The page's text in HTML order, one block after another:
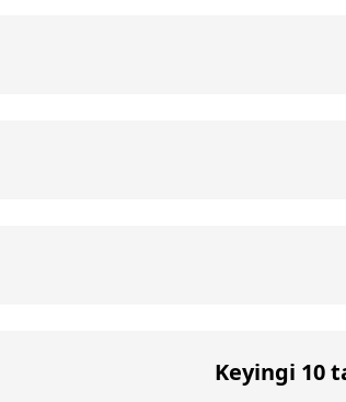
Keyingi 10